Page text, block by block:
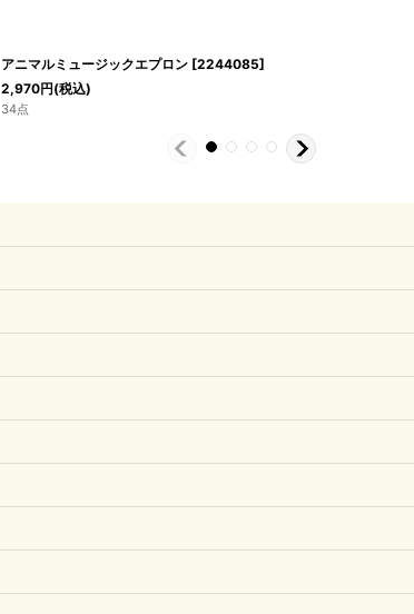
アニマルミュージックエプロン [2244085]
2,970円(税込)
34点